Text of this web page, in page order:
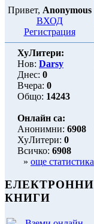
Привет, Anonymous
ВХОД
Регистрация
ХуЛитери:
Нов: Darsy
Днес: 0
Вчера: 0
Общо: 14243
Онлайн са:
Анонимни: 6908
ХуЛитери: 0
Всичко: 6908
» още статистика
ЕЛЕКТРОННИ
КНИГИ